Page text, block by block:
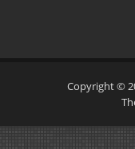
Copyright ©